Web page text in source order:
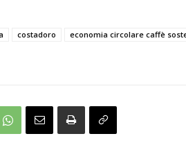
costadoro economia circolare caffè